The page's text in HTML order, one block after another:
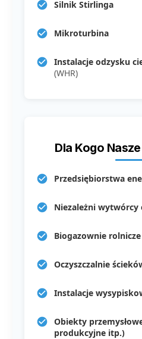
Silnik Stirlinga
Mikroturbina
Instalacje odzysku
(WHR)
Dla Kogo
Przedsiębiorstwa
Niezależni wytwórcy
Biogazownie rolnicze
Oczyszczalnie
Instalacje
Obiekty
produkcyjne itp.)